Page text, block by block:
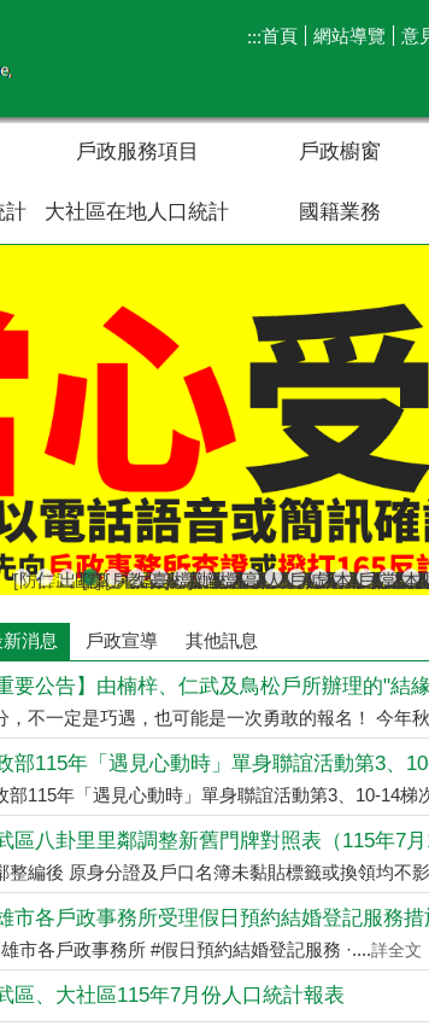
:::首頁 網站導覽 意
戶政服務項目 戶政櫥窗
計 大社區在地人口統計 國籍業務
[防詐宣導]小心詐騙電話假冒戶政事務所
仁武區八卦里里鄰調整新舊門牌對照表（115
出境2年以上應辦理遷出登記；出境未滿2
[當心詐騙]戶政事務所不會以電話語音
[戶政宣導]戶政司線上申辦戶籍登記
教育程度查記宣導
臺灣原住民族姓名可單列原住
檔案應用服務專區
辦理各類戶籍案件，委託
檔案應用專區
高雄市戶所結婚拍照
人籍合一 請依居
戶政線上申辦服
虛報遷徙小
本市戶政
戶政規
當事
本
新消息 戶政宣導 其他訊息
，不一定是巧遇，也可能是一次勇敢的報名！ 今年
部115年「遇見心動時」單身聯誼活動第3、10-14梯
整編後 原身分證及戶口名簿未黏貼標籤或換領均不
市各戶政事務所受理假日預約結婚登記服務措
市各戶政事務所 #假日預約結婚登記服務 ·....詳全文
區、大社區115年7月份人口統計報表